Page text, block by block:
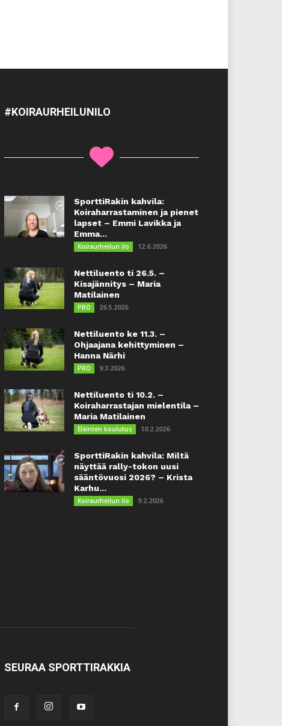
#KOIRAURHEILUNILO
SporttiRakin kahvila:
Koiraharrastaminen ja pienet
lapset – Emmi Lavikka ja
Emma...
Koiraurheilun ilo 12.6.2026
Nettiluento ti 26.5. –
Kisajännitys – Maria
Matilainen
PRO 26.5.2026
Nettiluento ke 11.3. –
Ohjaajana kehittyminen –
Hanna Närhi
PRO 9.3.2026
Nettiluento ti 10.2. –
Koiraharrastajan mielentila –
Maria Matilainen
Eläinten koulutus 10.2.2026
SporttiRakin kahvila: Miltä
näyttää rally-tokon uusi
sääntövuosi 2026? – Krista
Karhu...
Koiraurheilun ilo 9.2.2026
SEURAA SPORTTIRAKKIA